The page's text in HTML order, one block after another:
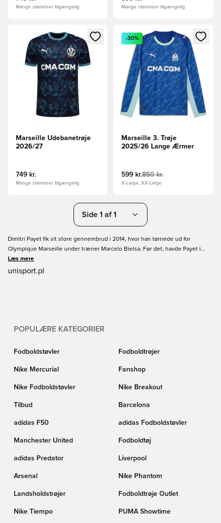
Mange størrelser tilgængelig Mange størrelser tilgængelig
Åbner en Modal til at logge ind eller tilmelde dig som
Marseille Udebanetrøje
2026/27
749 kr.
Mange størrelser tilgængelig
Åbner en Modal til at logge
-30%
Marseille 3. Trøje
2025/26 Lange Ærmer
599 kr.850 kr.
X-Large, XX-Large
Side 1 af 1
Dimitri Payet fik sit store gennembrud i 2014, hvor han tørnede ud for
Olympique Marseille under træner Marcelo Bielsa. Før det, havde Payet i
flere forskellige klubber, men det var Bielsa, der fik talentet til at blomstre.
Efter et kort ophold i West Ham, returnerede Payet til Marseille, hvor han
Læs mere
unisport.pl
POPULÆRE KATEGORIER
Fodboldstøvler Fodboldtrøjer
Nike Mercurial Fanshop
Nike Fodboldstøvler Nike Breakout
Tilbud Barcelona
adidas F50 adidas Fodboldstøvler
Manchester United Fodboldtøj
adidas Predator Liverpool
Arsenal Nike Phantom
Landsholdstrøjer Fodboldtrøje Outlet
Nike Tiempo PUMA Showtime